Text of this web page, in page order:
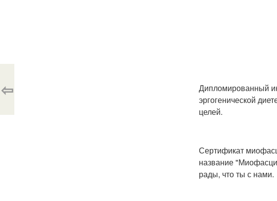
Дипломированный
эргогенической
целей.
Сертификат
название
рады, что ты с нами.
⇦